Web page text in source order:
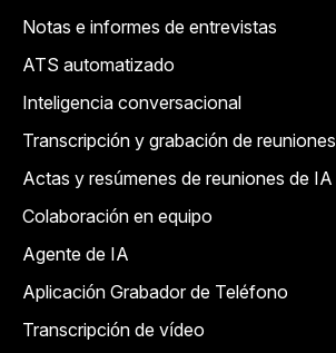
Notas e informes de entrevistas
ATS automatizado
Inteligencia conversacional
Transcripción y grabación de reuniones
Actas y resúmenes de reuniones de IA
Colaboración en equipo
Agente de IA
Aplicación Grabador de Teléfono
Transcripción de vídeo